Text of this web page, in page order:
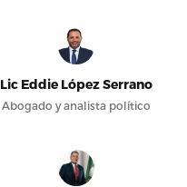
Lic Eddie López Serrano
Abogado y analista político